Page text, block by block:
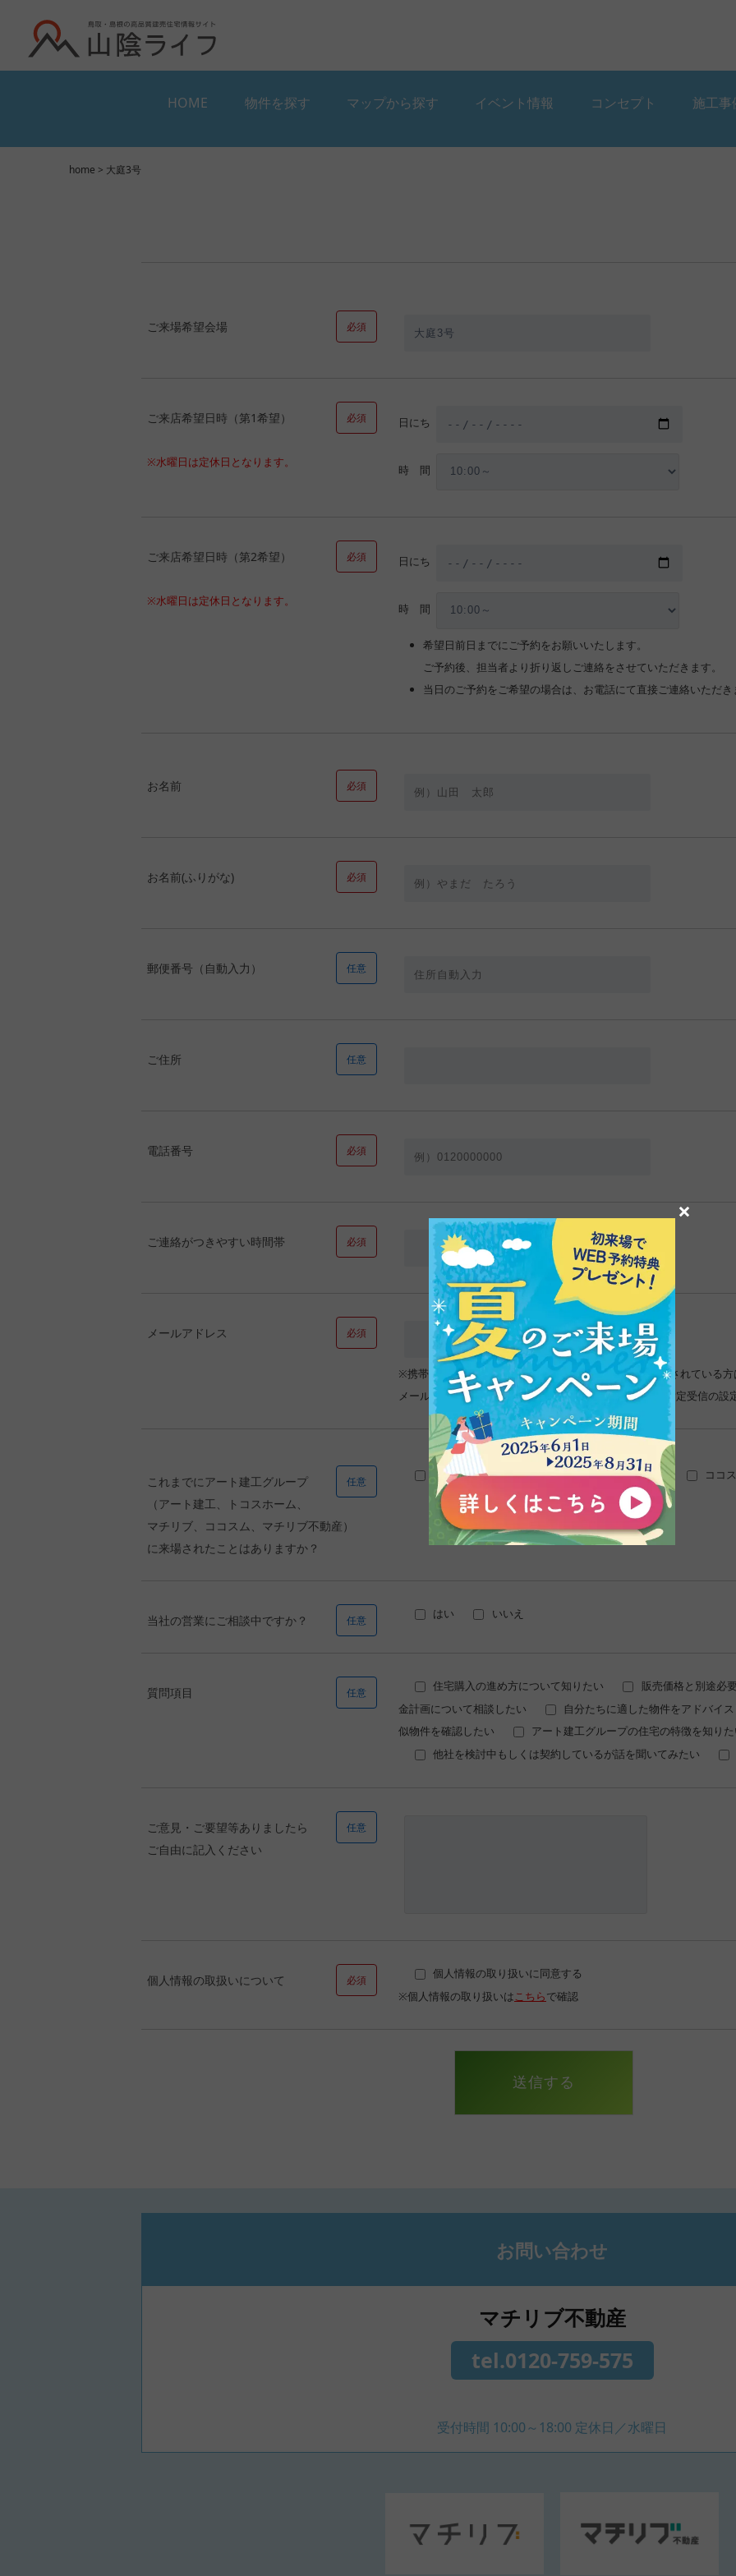
HOME 物件を探す マップから探す イベント情報 コンセプト 施工事
物件を探す マップから探す イベント情報 コンセプト 施工事
home > 大庭3号
ご来場希望会場 必須
ご来店希望日時（第1希望） 必須
※水曜日は定休日となります。
日にち
時 間
ご来店希望日時（第2希望） 必須
※水曜日は定休日となります。
日にち
時 間
希望日前日までにご予約をお願いいたします。
ご予約後、担当者より折り返しご連絡をさせていただきます。
当日のご予約をご希望の場合は、お電話にて直接ご連絡いただき
お名前 必須
お名前(ふりがな) 必須
郵便番号（自動入力） 任意
ご住所 任意
電話番号 必須
ご連絡がつきやすい時間帯 必須
メールアドレス 必須
※携帯電話､スマートフォンの設定が【受信拒否設定】をされている方
メールが受けとれなくなってしまいますので、ドメイン指定受信の設
これまでにアート建工グループ
（アート建工、トコスホーム、
マチリブ、ココスム、マチリブ不動産）
に来場されたことはありますか？
任意 アート建工 トコスホーム マチリブ ココ
当社の営業にご相談中ですか？ 任意 はい いいえ
質問項目 任意 住宅購入の進め方について知りたい 販売価格と別途必
金計画について相談したい
自分たちに適した物件をアドバイ
似物件を確認したい
アート建工グループの住宅の特徴を知り
他社を検討中もしくは契約しているが話を聞いてみたい
ご意見・ご要望等ありましたら
ご自由に記入ください
任意
個人情報の取扱いについて 必須
個人情報の取り扱いに同意する
※個人情報の取り扱いはこちらで確認
お問い合わせ
マチリブ不動産
tel.0120-759-575
受付時間 10:00～18:00 定休日／水曜日
×